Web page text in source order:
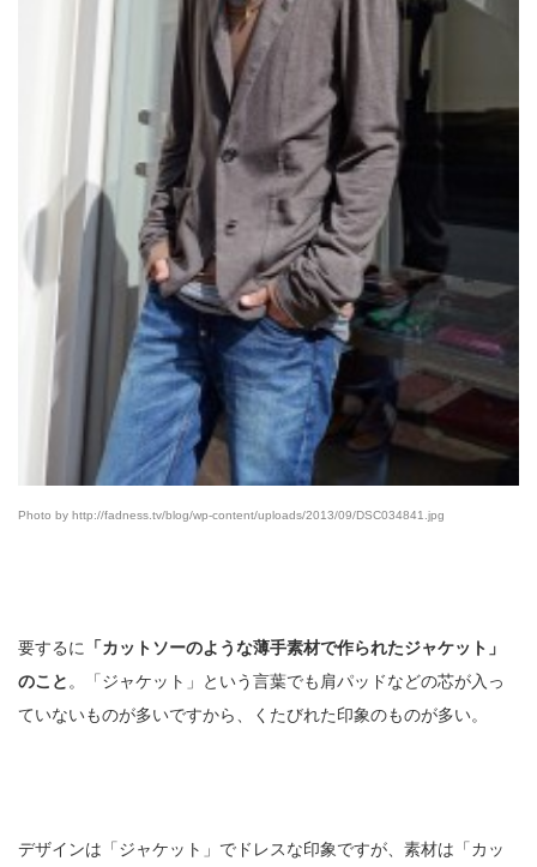
Photo by http://fadness.tv/blog/wp-content/uploads/2013/09/DSC034841.jpg
要するに
「カットソーのような薄手素材で作られたジャケット」
のこと 。「ジャケット」という言葉でも肩パッドなどの芯が入っ
ていないものが多いですから、くたびれた印象のものが多い。
デザインは「ジャケット」でドレスな印象ですが、素材は「カッ